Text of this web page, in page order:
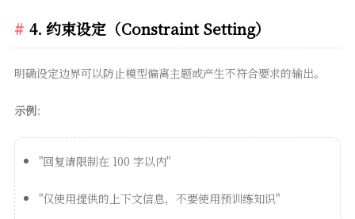
4. 约束设定（Constraint Setting）
明确设定边界可以防止模型偏离主题或产生不符合要求的输出。
示例：
"回复请限制在 100 字以内"
"仅使用提供的上下文信息，不要使用预训练知识"